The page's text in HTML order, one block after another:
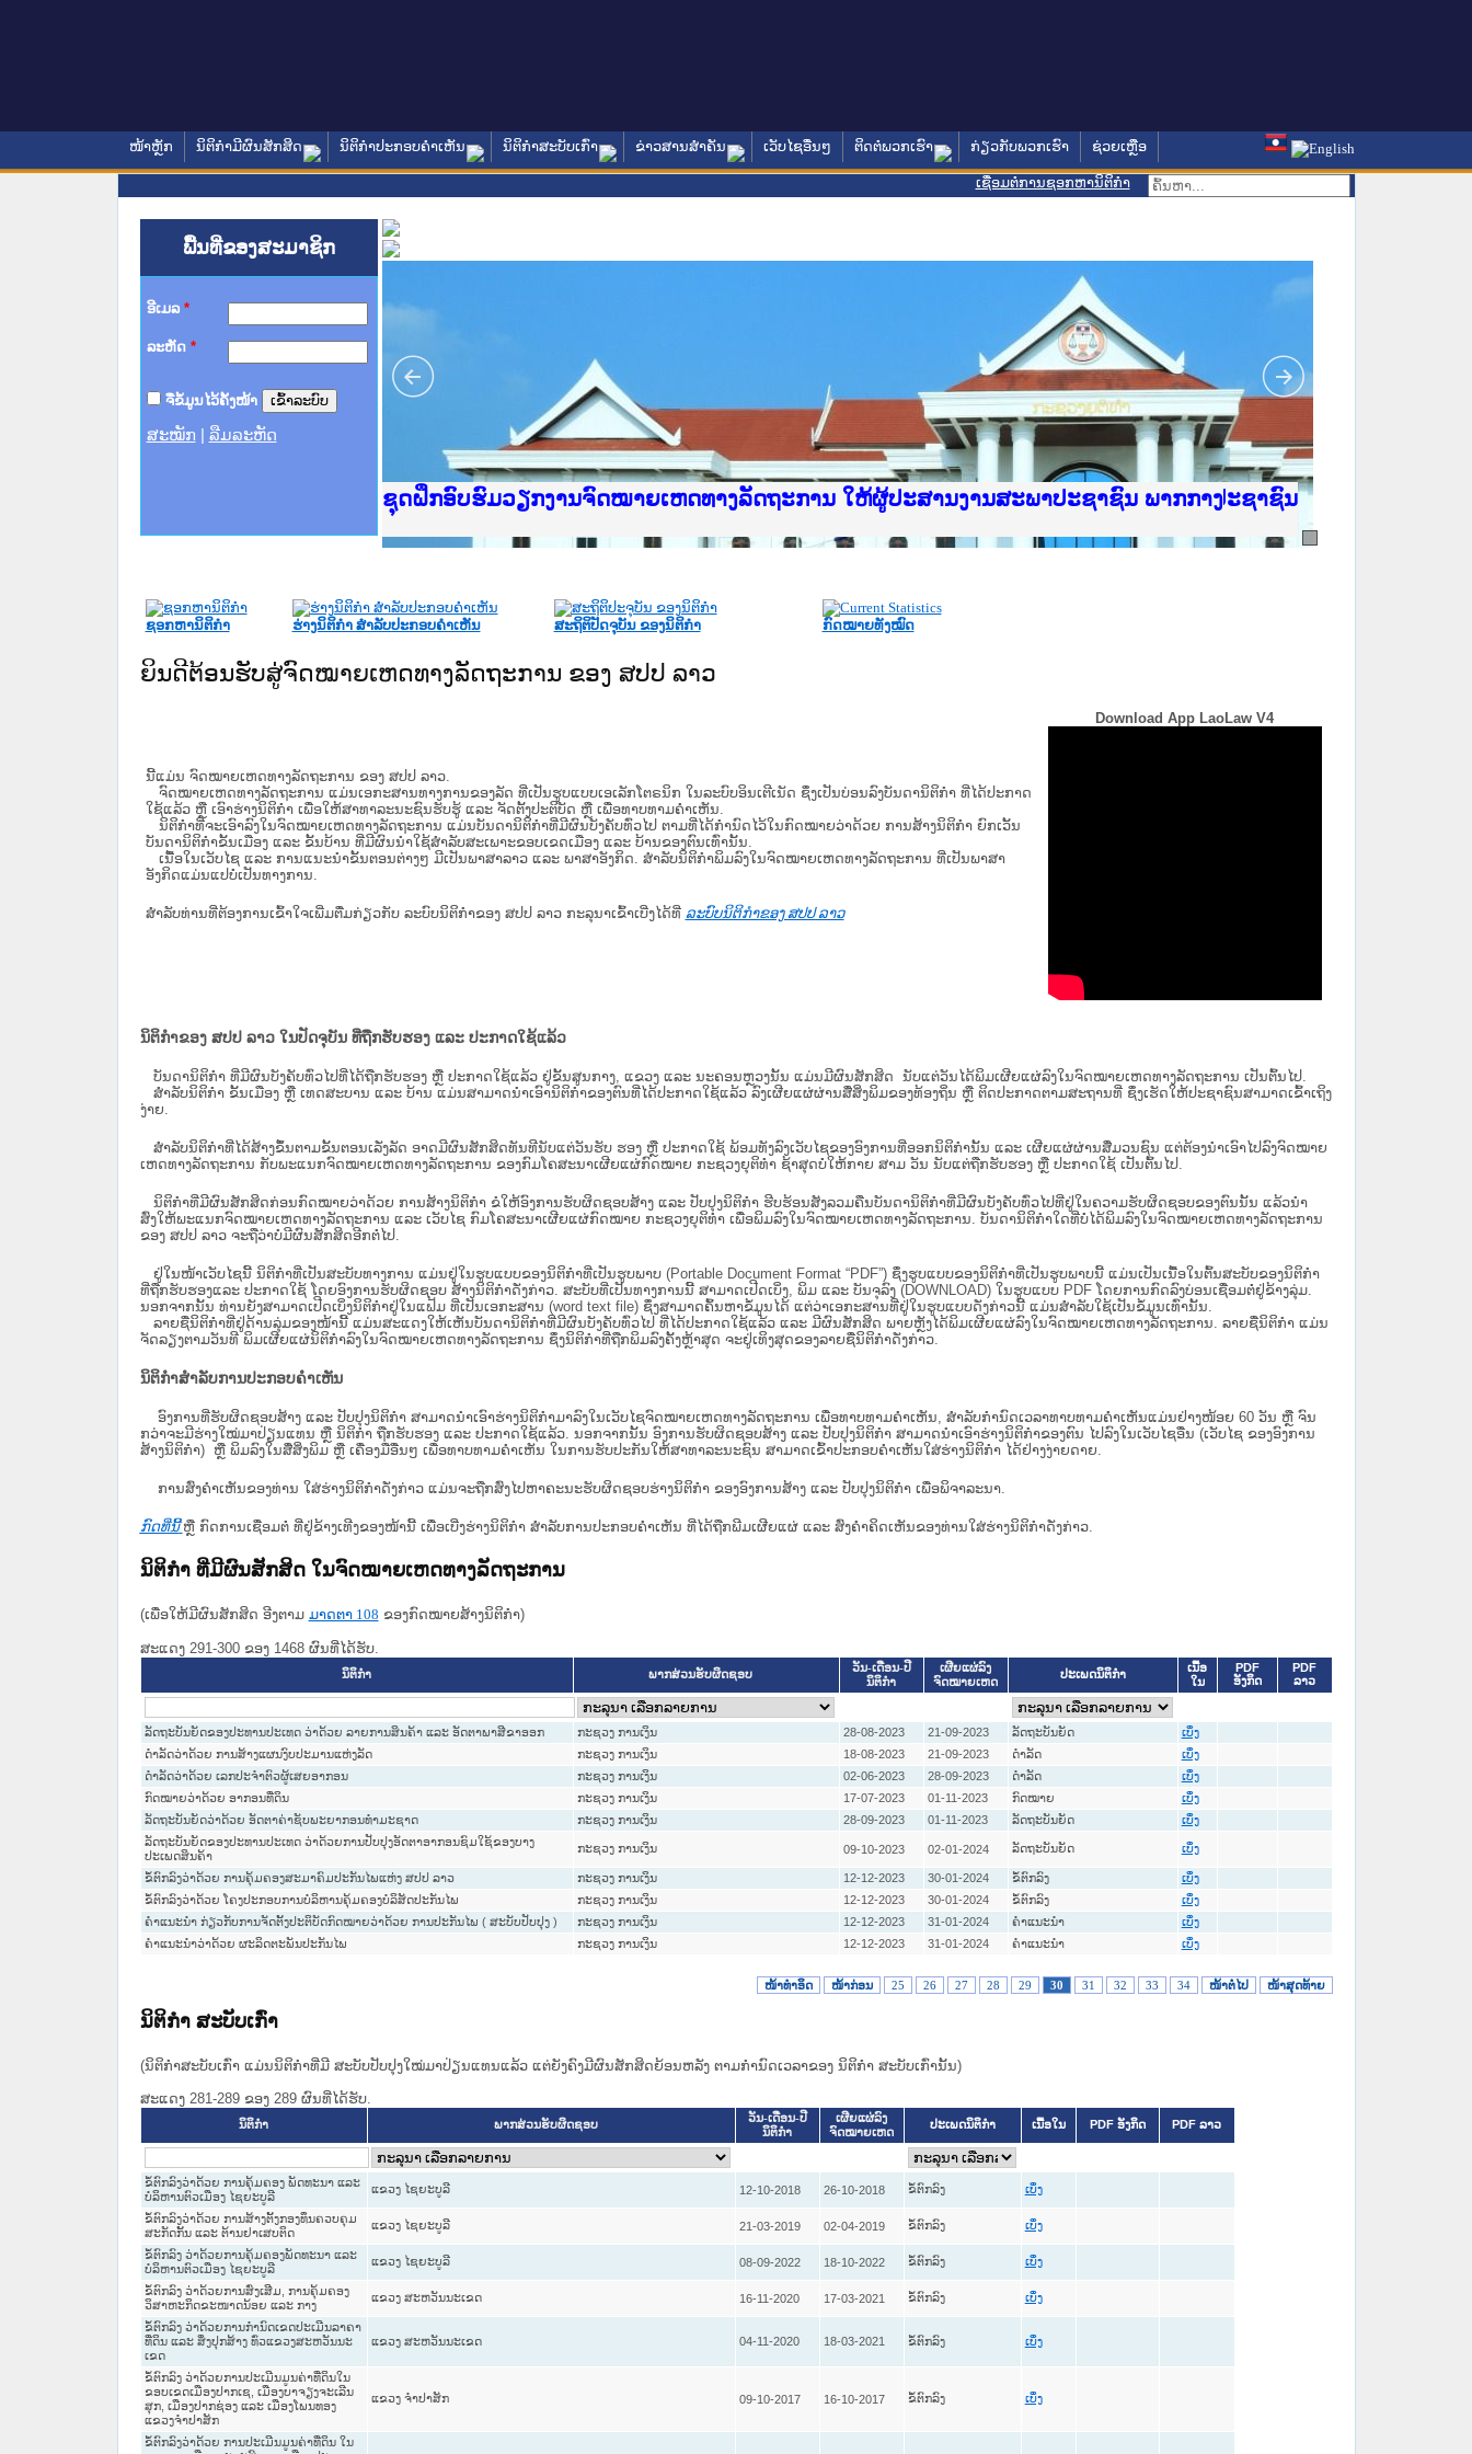
ໜ້າຫຼັກ ນິຕິກໍາມີຜົນສັກສິດ ນິຕິກໍາປະກອບຄໍາເຫັນ ນິຕິກໍາສະບັບເກົ່າ ຂ່າວສານສໍາຄັນ ເວັບໄຊອື່ນໆ ຕິດຕໍ່ພວກເຮົາ ກ່ຽວກັບພວກເຮົາ ຊ່ວຍເຫຼືອ
ເຊື່ອມຕໍ່ການຊອກຫານິຕິກຳ
ພື້ນທີ່ຂອງສະມາຊິກ
ອີເມລ *
ລະຫັດ *
ຈື່ຂໍ້ມູນໄວ້ຄັ້ງໜ້າ
ສະໝັກ ລືມລະຫັດ
Ministry of Justice Lao PDR
ເຜີຍແຜ່ວັບໄຊຈົດໝາຍເຫດທາງລັດຖະການ ແລະ ແອັບກົດໝາຍລາວ ທີ່ ສະຖາບັນຍຸຕິທຳແຫ່ງຊາດ
ກະຊວງຍຸຕິທຳ
ຊຸດຝຶກອົບຮົມວຽກງານຈົດໝາຍເຫດທາງລັດຖະການ ໃຫ້ຜູ້ປະສານງານສະພາປະຊາຊົນ ພາກເໜືອ
ກອງປະຊຸມທົບທວນຄືນການຈັດຕັ້ງປະຕິບັດວຽກງານຈົດໝາຍເຫດທາງລັດຖະການ
ຝຶກອົບຮົມ ຜູ່ປະສານງານວຽກງານຈົດໝາຍເຫດທາງລັດຖະການ ສຳລັບ ພາກກາງ
ຝຶກອົບຮົມ ຜູ່ປະສານງານວຽກງານຈົດໝາຍເຫດທາງລັດຖະການ ສຳລັບ ພາກໃຕ້
ເຜີຍແຜ່ແອັບກົດໝາຍລາວ ແລະ ເວັບໄຊຈົດໝາຍເຫດທາງລັດຖະການ ທີ່ ວິທະຍາຄານຕຳຫຼວດປະຊາຊົນ
ເຜີຍແຜ່ແອັບກົດໝາຍລາວ ແລະ ເວັບໄຊຈົດໝາຍເຫດທາງລັດຖະການ ທີ່ ວິທະຍາຄານສັນຕິບານປະຊາຊົນ
ຍົກລະດັບວຽກງານຈົດໝາຍເຫດທາງລັດຖະການໃຫ້ຜູ້ປະສານງານຂັ້ນແຂວງພາກເໜືອ
ຊຸດຝຶກອົບຮົມວຽກງານຈົດໝາຍເຫດທາງລັດຖະການ ໃຫ້ຜູ້ປະສານງານສະພາປະຊາຊົນ ພາກກາງ
ຊອກຫານິຕິກໍາ ຮ່າງນິຕິກໍາ ສໍາລັບປະກອບຄໍາເຫັນ ສະຖິຕິປັດຈຸບັນ ຂອງນິຕິກໍາ ກົດໝາຍທັງໝົດ
ຍິນດີຕ້ອນຮັບສູ່ຈົດໝາຍເຫດທາງລັດຖະການ ຂອງ ສປປ ລາວ
ນີ້ແມ່ນ ຈົດໝາຍເຫດທາງລັດຖະການ ຂອງ ສປປ ລາວ.
ຈົດໝາຍເຫດທາງລັດຖະການ ແມ່ນ​ເອ​ກະ​ສານ​ທາງ​ການ​ຂອງ​ລັດ ທີ່​ເປັນ​ຮູບ​ແບບ​ເອ​ເລັກ​ໂຕ​ຣ​ນິກ ໃນ​ລະ​ບົບ​ອິນ​ເຕີ​ເນັດ ຊຶ່ງ​ເປັນ​ບ່ອນ​ລົງ​ບັນ​ດາ​ນິ​ຕິ​ກຳ ທີ່ໄດ້ປະກາດ
ໃຊ້ແລ້ວ ຫຼື ເອົາຮ່າງນິຕິກໍາ ເພື່ອໃຫ້​ສາ​ທາ​ລະ​ນະ​ຊົນ​ຮັບ​ຮູ້ ແລະ ຈັດ​ຕັ້ງ​ປະ​ຕິ​ບັດ ຫຼື ເພື່ອທາບທາມຄໍາເຫັນ.
ນິ​ຕິ​ກຳ​ທີ່​ຈະ​ເອົາ​ລົງ​ໃນ​ຈົດ​ໝາຍ​ເຫດ​ທາງ​ລັດ​ຖະ​ການ ​ແມ່ນ​ບັນ​ດາ​ນິ​ຕິ​ກຳ​ທີ່​ມີ​ຜົນ​ບັງ​ຄັບ​ທົ່ວ​ໄປ ຕາມ​ທີ່​ໄດ້​ກຳ​ນົດ​ໄວ້​ໃນ​ກົດ​ໝາຍ​ວ່າ​ດ້ວຍ​ ການ​ສ້າງ​ນິ​ຕິ​ກຳ ຍົກ​ເວັ້ນ​
ບັນ​ດານິ​ຕິ​ກຳ​ຂັ້ນ​ເມືອງ ແລະ ຂັ້ນ​ບ້ານ ​ທີ່​ມີ​ຜົນ​ນຳ​ໃຊ້​ສຳ​ລັບ​ສະ​ເພາະ​ຂອບ​ເຂດ​ເມືອງ ແລະ ບ້ານ​ຂອງ​ຕົນ​ເທົ່າ​ນັ້ນ.
ເນື້ອໃນ​ເວັບ​ໄຊ​ ແລະ ການແນະນໍາຂັ້ນຕອນຕ່າງໆ ມີເປັນພາສາລາວ ແລະ ພາສາອັງກິດ. ສໍາລັບນິຕິກຳພິມລົງໃນຈົດໝາຍເຫດທາງລັດຖະການ ທີ່ເປັນພາສາ
ອັງກິດແມ່ນແປບໍ່ເປັນທາງການ.
ສໍາລັບທ່ານທີ່ຕ້ອງການເຂົ້າໃຈເພີ່ມຕື່ມກ່ຽວກັບ ລະບົບນິຕິກຳຂອງ ສປປ ລາວ ກະລຸນາເຂົ້າເບີ່ງໄດ້ທີ່ ລະບົບນິຕິກຳຂອງ ສປປ ລາວ
Download App LaoLaw V4
ນິຕິກຳຂອງ ສປປ ລາວ ໃນປັດຈຸບັນ ທີ່ຖືກ​ຮັບ​ຮອງ ແລະ ປະກາດໃຊ້ແລ້ວ
ບັນດານິຕິກໍາ ທີ່ມີຜົນບັງຄັບທົ່ວໄປທີ່ໄດ້ຖືກ​ຮັບ​ຮອງ ຫຼື ປະກາດໃຊ້ແລ້ວ ຢູ່ຂັ້ນ​ສູນ​ກາງ, ແຂວງ ແລະ ນະຄອນຫຼວງນັ້ນ ແມ່ນມີຜົນສັກສິດ ນັບ​ແຕ່​ວັນໄດ້ພິມເຜີຍແຜ່ລົງໃນຈົດໝາຍເຫດທາງລັດຖະການ ເປັນ​ຕົ້ນ​ໄປ.
ສຳລັບນິ​ຕິ​ກຳ ຂັ້ນເມືອງ ຫຼື ເທດ​ສະ​ບານ ແລະ ບ້ານ ແມ່ນສາມາດນຳເອົານິຕິກຳຂອງຕົນທີ່ໄດ້ປະກາດໃຊ້ແລ້ວ ລົງ​ເຜີຍແຜ່​ຜ່ານ​ສື່ສິ່ງພິມຂອງທ້ອງຖິ່ນ ຫຼື ຕິດປະກາດຕາມສະຖານທີ່ ຊຶ່ງເຮັດໃຫ້ປະຊາຊົນສາມາດເຂົ້າເຖິງ
ງ່າຍ.
ສໍາລັບນິຕິກໍາທີ່ໄດ້ສ້າງຂຶ້ນຕາມຂັ້ນຕອນເລັ່ງລັດ ອາດມີຜົນສັກສິດທັນທີນັບແຕ່ວັນຮັບ ຮອງ ຫຼື ປະກາດໃຊ້ ພ້ອມທັງລົງເວັບໄຊຂອງອົງການທີ່ອອກນິຕິກໍານັ້ນ ແລະ ເຜີຍແຜ່ຜ່ານສື່ມວນຊົນ ແຕ່ຕ້ອງນໍາເອົາໄປລົງຈົດໝາຍ
ເຫດທາງລັດຖະການ ກັບ​ພະແນກຈົດ​ໝາຍ​ເຫດ​ທາງ​ລັດ​ຖະ​ການ​ ຂອງກົມໂຄສະນາເຜີຍແຜ່ກົດໝາຍ ກະຊວງຍຸຕິທໍາ ຊ້າສຸດບໍ່ໃຫ້ກາຍ ສາມ ວັນ ນັບແຕ່ຖືກຮັບຮອງ ຫຼື ປະກາດໃຊ້ ເປັນຕົ້ນໄປ.
ນິ​ຕິ​ກຳ​ທີ່​ມີ​ຜົນ​ສັກ​ສິດ​ກ່ອນ​ກົດ​ໝາຍ​ວ່າ​ດ້ວຍ​ ການ​ສ້າງ​ນິ​ຕິ​ກຳ ຂໍໃຫ້ອົງ​ການ​ຮັບ​ຜິດ​ຊອບ​ສ້າງ ແລະ ປັບ​ປຸງນິ​ຕິ​ກຳ ຮີບຮ້ອນສັງລວມຄືນບັນດານິຕິກໍາທີ່ມີຜົນບັງຄັບທົ່ວໄປທີ່ຢູ່ໃນຄວາມຮັບຜິດຊອບຂອງຕົນນັ້ນ ແລ້ວນໍາ
ສົ່ງໃຫ້​ພະແນກຈົດ​ໝາຍ​ເຫດ​ທາງ​ລັດ​ຖະ​ການ ແລະ ເວັບໄຊ​ ກົມໂຄສະນາເຜີຍແຜ່ກົດໝາຍ ກະຊວງຍຸຕິທໍາ ເພື່ອພິມລົງໃນຈົດໝາຍເຫດທາງລັດຖະການ. ບັນ​ດາ​ນິ​ຕິ​ກຳ​ໃດ​ທີ່ບໍ່​ໄດ້​ພິມ​ລົງ​ໃນ​ຈົດ​ໝາຍ​ເຫດ​ທາງ​ລັດ​ຖະ​ການ
ຂອງ ສປ​ປ ລາວ ​ຈະຖື​ວ່າບໍ່​ມີ​ຜົນ​ສັກ​ສິດ​ອີກ​ຕໍ່​ໄປ.
ຢູ່ໃນໜ້າ​ເວັບ​ໄຊ​ນີ້ ນິຕິກຳທີ່ເປັນສະບັບທາງການ ແມ່ນຢູ່ໃນຮູບແບບຂອງນິຕິກໍາທີ່ເປັນຮູບພາບ (Portable Document Format “PDF”) ຊຶ່ງຮູບແບບຂອງນິຕິກໍາທີ່ເປັນຮູບພາບນີ້ ແມ່ນເປັນເນື້ອໃນຕົ້ນສະບັບຂອງນິຕິກໍາ
ທີ່ຖືກຮັບຮອງແລະ ປະກາດໃຊ້ ໂດຍອົງການຮັບຜິດຊອບ ສ້າງນິຕິກຳດັ່ງກ່າວ. ສະບັບທີ່ເປັນທາງການນີ້ ສາມາດເປີດເບິ່ງ, ພິມ ແລະ ບັນຈຸລົງ (DOWNLOAD) ໃນຮູບແບບ PDF ໂດຍການກົດລົງບ່ອນເຊື່ອມຕໍ່ຢູ່ຂ້າງລຸ່ມ.
ນອກຈາກນັ້ນ ທ່ານຍັງສາມາດເປີດເບິ່ງນິຕິກຳຢູ່ໃນແຟ້ມ ທີ່ເປັນເອກະສານ (word text file) ຊຶ່ງສາມາດຄົ້ນຫາຂໍ້ມູນໄດ້ ແຕ່ວ່າເອກະສານທີ່ຢູ່ໃນຮູບແບບດັ່ງກ່າວນີ້ ແມ່ນສຳລັບໃຊ້ເປັນຂໍ້ມູນເທົ່ານັ້ນ.
ລາຍຊື່ນິຕິກຳທີ່ຢູ່ດ້ານລຸ່ມຂອງໜ້ານີ້ ແມ່ນສະແດງໃຫ້ເຫັນບັນດານິຕິກຳທີ່ມີຜົນບັງຄັບທົ່ວໄປ ທີ່ໄດ້ປະກາດໃຊ້ແລ້ວ ແລະ ມີຜົນສັກສິດ ພາຍຫຼັງໄດ້ພິມເຜີຍແຜ່ລົງໃນຈົດໝາຍເຫດທາງລັດຖະການ. ລາຍຊື່ນິຕິກຳ ແມ່ນ
ຈັດລຽງຕາມວັນທີ ພິມເຜີຍແຜ່ນິຕິກຳລົງໃນຈົດໝາຍເຫດທາງລັດຖະການ ຊຶ່ງນິຕິກຳທີ່ຖືກພິມລົງຄັ້ງຫຼ້າສຸດ ຈະຢູ່ເທິງສຸດຂອງລາຍຊື່ນິຕິກໍາດັ່ງກ່າວ.
ນິຕິກຳສຳລັບການປະກອບຄຳເຫັນ
ອົງການທີ່ຮັບຜິດຊອບສ້າງ ແລະ ປັບປຸງນິຕິກຳ ສາມາດນຳເອົາຮ່າງນິຕິກຳມາລົງໃນ​ເວັບ​ໄຊຈົດໝາຍເຫດທາງລັດຖະການ ເພື່ອທາບທາມຄຳເຫັນ, ສໍາລັບກໍານົດເວລາທາບທາມຄໍາເຫັນແມ່ນຢ່າງໜ້ອຍ 60 ວັນ ຫຼື ຈົນ
ກວ່າຈະມີຮ່າງໃໝ່ມາປ່ຽນແທນ ຫຼື ນິຕິກໍາ ຖືກຮັບຮອງ ແລະ ປະກາດໃຊ້ແລ້ວ. ນອກຈາກນັ້ນ ອົງການຮັບຜິດຊອບສ້າງ ແລະ ປັບປຸງນິຕິກໍາ ສາມາດນຳເອົາຮ່າງນິຕິກຳຂອງຕົນ ໄປລົງໃນ​ເວັບ​ໄຊ​ອື່ນ (ເວັບ​ໄຊ​ ຂອງອົງການ
ສ້າງນິຕິກຳ) ຫຼື ພິມລົງໃນສື່ສິ່ງພິມ ຫຼື ເຄື່ອງມືອື່ນໆ ເພື່ອທາບທາມຄໍາເຫັນ ໃນການຮັບປະກັນໃຫ້ສາທາລະນະຊົນ ສາມາດເຂົ້າປະກອບຄໍາເຫັນໃສ່ຮ່າງນິຕິກຳ ໄດ້ຢ່າງງ່າຍດາຍ.
ການສົ່ງຄໍາເຫັນຂອງທ່ານ ໃສ່ຮ່າງນິຕິກຳດັ່ງກ່າວ ແມ່ນຈະຖືກສົ່ງໄປຫາຄະນະຮັບຜິດຊອບຮ່າງນິຕິກຳ ຂອງອົງການສ້າງ ແລະ ປັບປຸງນິຕິກຳ ເພື່ອພິຈາລະນາ.
ກົດທີ່ນີ້ ຫຼື ກົດການເຊື່ອມຕໍ່ ທີ່ຢູ່ຂ້າງເທີງຂອງໜ້ານີ້ ເພື່ອເບີ່ງຮ່າງນິຕິກໍາ ສໍາລັບການປະກອບຄຳເຫັນ ທີ່ໄດ້ຖືກພີມເຜີຍແຜ່ ແລະ ສົ່ງຄຳຄິດເຫັນຂອງທ່ານໃສ່ຮ່າງນິຕິກຳດັ່ງກ່າວ.
ນິຕິກໍາ ທີ່ມີຜົນສັກສິດ ໃນຈົດໝາຍເຫດທາງລັດຖະການ
(ເພື່ອໃຫ້ມີຜົນສັກສິດ ອີງຕາມ ມາດ​ຕາ 108 ຂອງກົດໝາຍສ້າງນິຕິກໍາ)
ສະແດງ 291-300 ຂອງ 1468 ຜົນທີ່ໄດ້ຮັບ.
ນິຕິກໍາ ພາກສ່ວນຮັບຜິດຊອບ
ວັນ-ເດືອນ-ປີ
ນິຕິກໍາ
ເຜີຍແຜ່ລົງ
ຈົດໝາຍເຫດ
ປະເພດນິຕິກຳ
ເນື້ອ
ໃນ
PDF
ອັງກິດ
PDF
ລາວ
ລັດຖະບັນຍັດຂອງປະທານປະເທດ ວ່າດ້ວຍ ລາຍການສິນຄ້າ ແລະ ອັດຕາພາສີຂາອອກ ກະຊວງ ການເງິນ 28-08-2023 21-09-2023 ລັດຖະບັນຍັດ ເບິ່ງ
ດຳລັດວ່າດ້ວຍ ການສ້າງແຜນງົບປະມານແຫ່ງລັດ ກະຊວງ ການເງິນ 18-08-2023 21-09-2023 ດໍາລັດ ເບິ່ງ
ດໍາລັດວ່າດ້ວຍ ເລກປະຈໍາຕົວຜູ້ເສຍອາກອນ ກະຊວງ ການເງິນ 02-06-2023 28-09-2023 ດໍາລັດ ເບິ່ງ
ກົດໝາຍວ່າດ້ວຍ ອາກອນທີ່ດິນ ກະຊວງ ການເງິນ 17-07-2023 01-11-2023 ກົດໝາຍ ເບິ່ງ
ລັດຖະບັນຍັດວ່າດ້ວຍ ອັດຕາຄ່າຊັບພະຍາກອນທໍາມະຊາດ ກະຊວງ ການເງິນ 28-09-2023 01-11-2023 ລັດຖະບັນຍັດ ເບິ່ງ
ລັດຖະບັນຍັດຂອງປະທານປະເທດ ວ່າດ້ວຍການປັບປຸງອັດຕາອາກອນຊົມໃຊ້ຂອງບາງ
ປະເພດສິນຄ້າ
ກະຊວງ ການເງິນ 09-10-2023 02-01-2024 ລັດຖະບັນຍັດ ເບິ່ງ
ຂໍ້ຕົກລົງວ່າດ້ວຍ ການຄຸ້ມຄອງສະມາຄົມປະກັນໄພແຫ່ງ ສປປ ລາວ ກະຊວງ ການເງິນ 12-12-2023 30-01-2024 ຂໍ້ຕົກລົງ ເບິ່ງ
ຂໍ້ຕົກລົງວ່າດ້ວຍ ໂຄງປະກອບການບໍລິຫານຄຸ້ມຄອງບໍລິສັດປະກັນໄພ ກະຊວງ ການເງິນ 12-12-2023 30-01-2024 ຂໍ້ຕົກລົງ ເບິ່ງ
ຄຳແນະນຳ ກ່ຽວກັບການຈັດຕັ້ງປະຕິບັດກົດໝາຍວ່າດ້ວຍ ການປະກັນໄພ ( ສະບັບປັບປຸງ ) ກະຊວງ ການເງິນ 12-12-2023 31-01-2024 ຄໍາແນະນໍາ ເບິ່ງ
ຄຳແນະນຳວ່າດ້ວຍ ຜະລິດຕະພັນປະກັນໄພ ກະຊວງ ການເງິນ 12-12-2023 31-01-2024 ຄໍາແນະນໍາ ເບິ່ງ
ໜ້າທໍາອິດ ໜ້າກ່ອນ 25 26 27 28 29 30 31 32 33 34 ໜ້າຕໍ່ໄປ ໜ້າສຸດທ້າຍ
ນິຕິກໍາ ສະບັບເກົ່າ
(ນິຕິກໍາສະບັບເກົ່າ ແມ່ນນິຕິກໍາທີ່ມີ ສະບັບປັບປຸງໃໝ່ມາປ່ຽນແທນແລ້ວ ແຕ່ຍັງຄົງມີຜົນສັກສິດຍ້ອນຫລັງ ຕາມກໍານົດເວລາຂອງ ນິຕິກໍາ ສະບັບເກົ່ານັ້ນ)
ສະແດງ 281-289 ຂອງ 289 ຜົນທີ່ໄດ້ຮັບ.
ນິຕິກໍາ ພາກສ່ວນຮັບຜິດຊອບ
ວັນ-ເດືອນ-ປີ
ນິຕິກໍາ
ເຜີຍແຜ່ລົງ
ຈົດໝາຍເຫດ
ປະເພດນິຕິກຳ ເນື້ອໃນ PDF ອັງກິດ PDF ລາວ
ຂໍ້ຕົກລົງວ່າດ້ວຍ ການຄຸ້ມຄອງ ພັດທະນາ ແລະ
ບໍລິຫານຕົວເມືອງ ໄຊຍະບູລີ
ແຂວງ ໄຊຍະບູລີ 12-10-2018 26-10-2018 ຂໍ້ຕົກລົງ ເບິ່ງ
ຂໍ້ຕົກລົງວ່າດ້ວຍ ການສ້າງຕັ້ງກອງທຶນຄວບຄຸມ
ສະກັດກັ້ນ ແລະ ຕ້ານຢາເສບຕິດ
ແຂວງ ໄຊຍະບູລີ 21-03-2019 02-04-2019 ຂໍ້ຕົກລົງ ເບິ່ງ
ຂໍ້ຕົກລົງ ວ່າດ້ວຍການຄຸ້ມຄອງພັດທະນາ ແລະ
ບໍລິຫານຕົວເມືອງ ໄຊຍະບູລີ
ແຂວງ ໄຊຍະບູລີ 08-09-2022 18-10-2022 ຂໍ້ຕົກລົງ ເບິ່ງ
ຂໍ້ຕົກລົງ ວ່າດ້ວຍການສົ່ງເສີມ, ການຄຸ້ມຄອງ
ວິສາຫະກິດຂະໜາດນ້ອຍ ແລະ ກາງ
ແຂວງ ສະຫວັນນະເຂດ 16-11-2020 17-03-2021 ຂໍ້ຕົກລົງ ເບິ່ງ
ຂໍ້ຕົກລົງ ວ່າດ້ວຍການກໍານົດເຂດປະເມີນລາຄາ
ທີ່ດິນ ແລະ ສິ່ງປຸກສ້າງ ທົ່ວແຂວງສະຫວັນນະ
ເຂດ
ແຂວງ ສະຫວັນນະເຂດ 04-11-2020 18-03-2021 ຂໍ້ຕົກລົງ ເບິ່ງ
ຂໍ້ຕົກລົງ ວ່າດ້ວຍການປະເມີນມູນຄ່າທີ່ດິນໃນ
ຂອບເຂດເມືອງປາກເຊ, ເມືອງບາຈຽງຈະເລີນ
ສຸກ, ເມືອງປາກຊ່ອງ ແລະ ເມືອງໂພນທອງ
ແຂວງຈຳປາສັກ
ແຂວງ ຈໍາປາສັກ 09-10-2017 16-10-2017 ຂໍ້ຕົກລົງ ເບິ່ງ
ຂໍ້ຕົກລົງວ່າດ້ວຍ ການປະເມີນມູນຄ່າທີ່ດິນ ໃນ